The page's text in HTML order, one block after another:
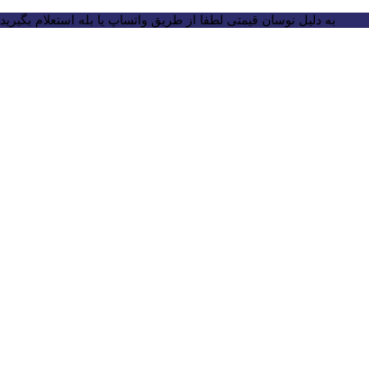
به دلیل نوسان قیمتی لطفا از طریق واتساپ یا بله استعلام بگیرید